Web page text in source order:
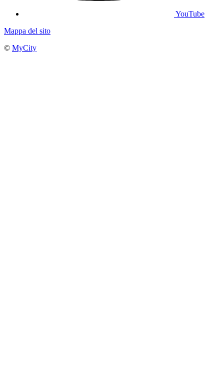
YouTube
Mappa del sito
© MyCity